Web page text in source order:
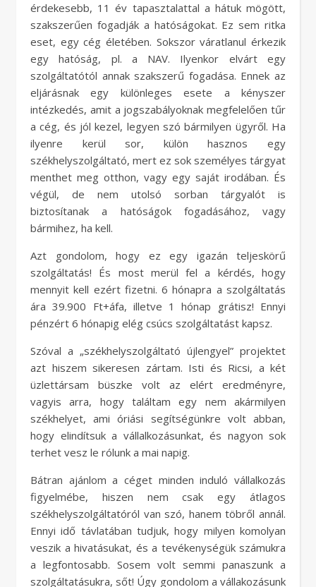
érdekesebb, 11 év tapasztalattal a hátuk mögött,
szakszerűen fogadják a hatóságokat. Ez sem ritka
eset, egy cég életében. Sokszor váratlanul érkezik
egy hatóság, pl. a NAV. Ilyenkor elvárt egy
szolgáltatótól annak szakszerű fogadása. Ennek az
eljárásnak egy különleges esete a kényszer
intézkedés, amit a jogszabályoknak megfelelően tűr
a cég, és jól kezel, legyen szó bármilyen ügyről. Ha
ilyenre kerül sor, külön hasznos egy
székhelyszolgáltató, mert ez sok személyes tárgyat
menthet meg otthon, vagy egy saját irodában. És
végül, de nem utolsó sorban tárgyalót is
biztosítanak a hatóságok fogadásához, vagy
bármihez, ha kell.
Azt gondolom, hogy ez egy igazán teljeskörű
szolgáltatás! És most merül fel a kérdés, hogy
mennyit kell ezért fizetni. 6 hónapra a szolgáltatás
ára 39.900 Ft+áfa, illetve 1 hónap grátisz! Ennyi
pénzért 6 hónapig elég csúcs szolgáltatást kapsz.
Szóval a „székhelyszolgáltató újlengyel” projektet
azt hiszem sikeresen zártam. Isti és Ricsi, a két
üzlettársam büszke volt az elért eredményre,
vagyis arra, hogy találtam egy nem akármilyen
székhelyet, ami óriási segítségünkre volt abban,
hogy elindítsuk a vállalkozásunkat, és nagyon sok
terhet vesz le rólunk a mai napig.
Bátran ajánlom a céget minden induló vállalkozás
figyelmébe, hiszen nem csak egy átlagos
székhelyszolgáltatóról van szó, hanem töbről annál.
Ennyi idő távlatában tudjuk, hogy milyen komolyan
veszik a hivatásukat, és a tevékenységük számukra
a legfontosabb. Sosem volt semmi panaszunk a
szolgáltatásukra, sőt! Úgy gondolom a vállakozásunk